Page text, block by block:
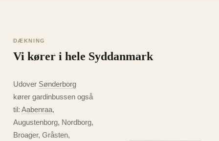
DÆKNING
Vi kører i hele Syddanmark
Udover Sønderborg
kører gardinbussen også
til: Aabenraa,
Augustenborg, Nordborg,
Broager, Gråsten,